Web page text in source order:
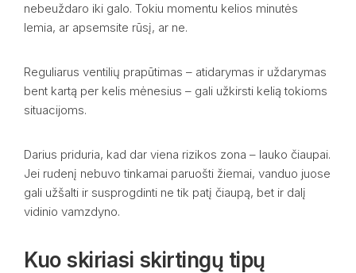
nebeuždaro iki galo. Tokiu momentu kelios minutės
lemia, ar apsemsite rūsį, ar ne.
Reguliarus ventilių prapūtimas – atidarymas ir uždarymas
bent kartą per kelis mėnesius – gali užkirsti kelią tokioms
situacijoms.
Darius priduria, kad dar viena rizikos zona – lauko čiaupai.
Jei rudenį nebuvo tinkamai paruošti žiemai, vanduo juose
gali užšalti ir susprogdinti ne tik patį čiaupą, bet ir dalį
vidinio vamzdyno.
Kuo skiriasi skirtingų tipų